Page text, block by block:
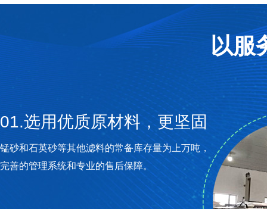
以服
01.选用优质原材料，更坚固
锰砂和石英砂等其他滤料的常备库存量为上万吨，
完善的管理系统和专业的售后保障。